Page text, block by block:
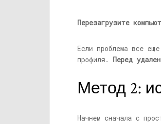
Перезагрузите
Если проблема все
профиля. Перед
Метод 2:
Начнем сначала с